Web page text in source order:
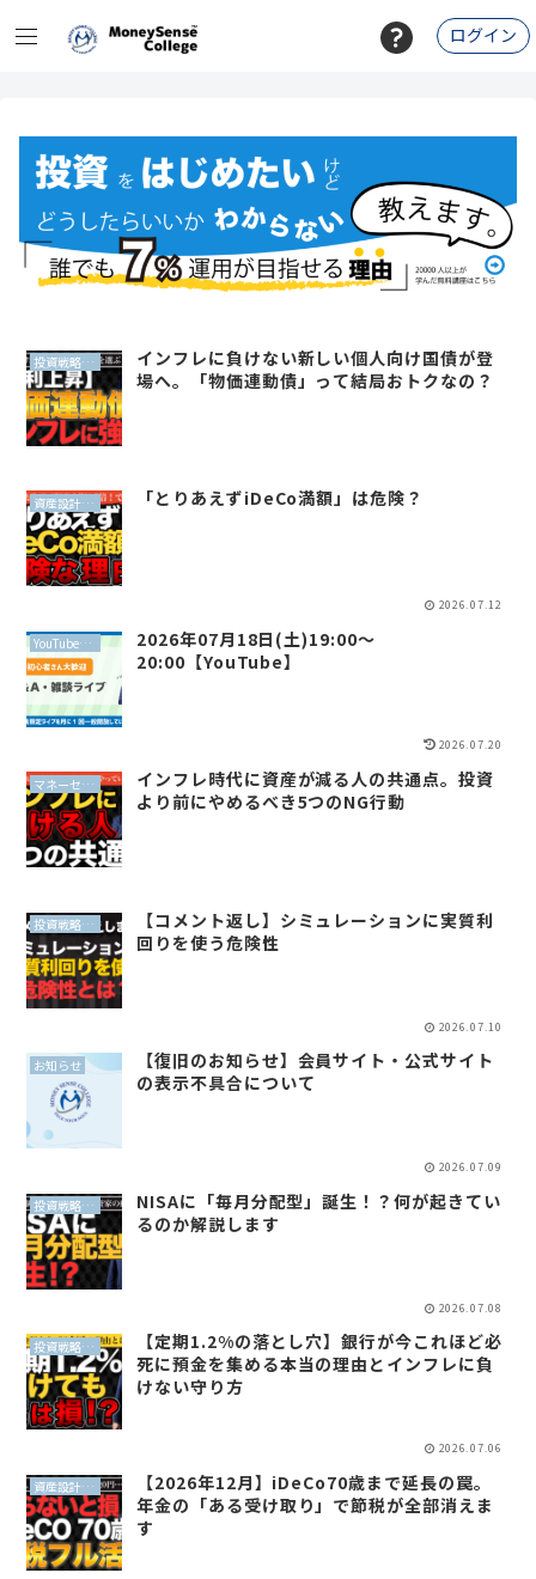
ログイン
投資戦略（全世界投資）
インフレに負けない新しい個人向け国債が登
場へ。「物価連動債」って結局おトクなの？
資産設計（QLP） 「とりあえずiDeCo満額」は危険？
2026.07.12
YouTubeライブ
2026年07月18日(土)19:00〜
20:00【YouTube】
2026.07.20
マネーセンスイズム
インフレ時代に資産が減る人の共通点。投資
より前にやめるべき5つのNG行動
投資戦略（全世界投資）
【コメント返し】シミュレーションに実質利
回りを使う危険性
2026.07.10
お知らせ
【復旧のお知らせ】会員サイト・公式サイト
の表示不具合について
2026.07.09
投資戦略（全世界投資）
NISAに「毎月分配型」誕生！？何が起きてい
るのか解説します
2026.07.08
投資戦略（全世界投資）
【定期1.2%の落とし穴】銀行が今これほど必
死に預金を集める本当の理由とインフレに負
けない守り方
2026.07.06
資産設計（QLP）
【2026年12月】iDeCo70歳まで延長の罠。
年金の「ある受け取り」で節税が全部消えま
す